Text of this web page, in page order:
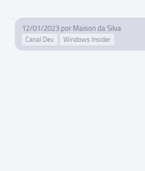
12/01/2023 por Maison da Silva
Canal Dev Windows Insider